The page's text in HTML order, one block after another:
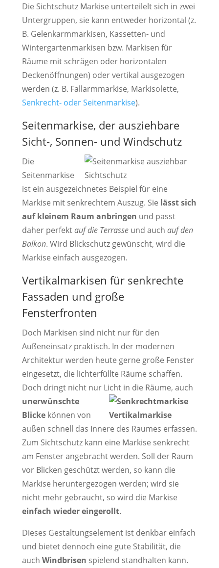
Die Sichtschutz Markise unterteilelt sich in zwei
Untergruppen, sie kann entweder horizontal (z.
B. Gelenkarmmarkisen, Kassetten- und
Wintergartenmarkisen bzw. Markisen für
Räume mit schrägen oder horizontalen
Deckenöffnungen) oder vertikal ausgezogen
werden (z. B. Fallarmmarkise, Markisolette,
Senkrecht- oder Seitenmarkise).
Seitenmarkise, der ausziehbare
Sicht-, Sonnen- und Windschutz
Die
Seitenmarkise
ist ein ausgezeichnetes Beispiel für eine
Markise mit senkrechtem Auszug. Sie lässt sich
auf kleinem Raum anbringen und passt
daher perfektauf die Terrasseund auch auf den
Balkon. Wird Blickschutz gewünscht, wird die
Markise einfach ausgezogen.
Vertikalmarkisen für senkrechte
Fassaden und große
Fensterfronten
Doch Markisen sind nicht nur für den
Außeneinsatz praktisch. In der modernen
Architektur werden heute gerne große Fenster
eingesetzt, die lichterfüllte Räume schaffen.
Doch dringt nicht nur Licht in die Räume, auch
unerwünschte
Blickekönnen von
außen schnell das Innere des Raumes erfassen.
Zum Sichtschutz kann eine Markise senkrecht
am Fenster angebracht werden. Soll der Raum
vor Blicken geschützt werden, so kann die
Markise heruntergezogen werden; wird sie
nicht mehr gebraucht, so wird die Markise
einfach wieder eingerollt.
Dieses Gestaltungselement ist denkbar einfach
und bietet dennoch eine gute Stabilität, die
auch Windbrisen spielend standhalten kann.